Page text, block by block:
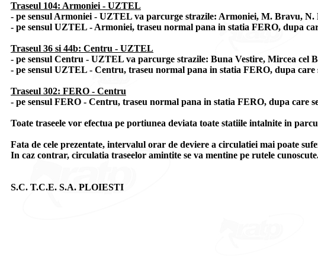
Traseul 104: Armoniei - UZTEL
- pe sensul Armoniei - UZTEL va parcurge strazile: Armoniei, M. Bravu,
- pe sensul UZTEL - Armoniei, traseu normal pana in statia FERO, dupa
Traseul 36 si 44b: Centru - UZTEL
- pe sensul Centru - UZTEL va parcurge strazile: Buna Vestire, Mircea
- pe sensul UZTEL - Centru, traseu normal pana in statia FERO, dupa
Traseul 302: FERO - Centru
- pe sensul FERO - Centru, traseu normal pana in statia FERO, dupa
Toate traseele vor efectua pe portiunea deviata toate statiile intalnite in
Fata de cele prezentate, intervalul orar de deviere a circulatiei mai poate
In caz contrar, circulatia traseelor amintite se va mentine pe rutele
S.C. T.C.E. S.A. PLOIESTI